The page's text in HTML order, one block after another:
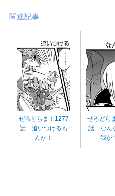
関連記事
ぜろどらま！1277
話 追いつけるも
んか！
ぜろどら
話 なん
我が